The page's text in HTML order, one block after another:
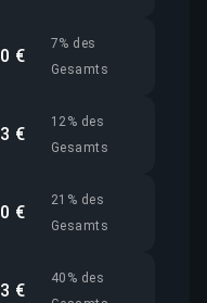
€
7% des
Gesamts
€
12% des
Gesamts
€
21% des
Gesamts
€
40% des